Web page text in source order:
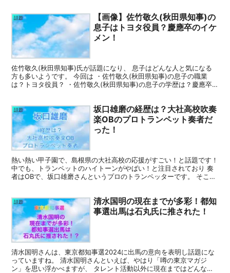
話題
【画像】佐竹敬久(秋田県知事)の
息子はトヨタ役員？慶應卒のイケ
メン！
佐竹敬久(秋田県知事)氏が話題になり、 息子はどんな人と気になる
方も多いようです。 今回は ・佐竹敬久(秋田県知事)の息子の職業
は？トヨタ役員？ ・佐竹敬久(秋田県知事)の息子の学歴は？慶應卒
話題
坂口雄磨の経歴は？大社高校吹奏
楽OBのプロトランペット奏者だ
った！
熱い熱い甲子園で、島根県の大社高校の応援がすごい！と話題です！
中でも、トランペットのハイトーンがやばい！と注目されており 奏
者はOBで、坂口雄磨さんというプロのトランペッターです。 そこ
話題
清水国明の現在までが多彩！都知
事選出馬は石丸氏に推された！
清水国明さんは、東京都知事選2024に出馬の意向を表明し話題にな
っていますね。 清水国明さんといえば、やはり「噂の東京マガジ
ン」を思い浮かべますが、 タレント活動以外に現在まではどんな活